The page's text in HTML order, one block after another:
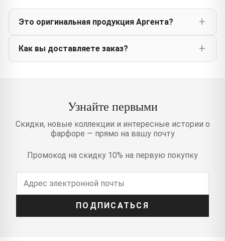
Это оригинальная продукция Аргента?
Как вы доставляете заказ?
Узнайте первыми
Скидки, новые коллекции и интересные истории о
фарфоре — прямо на вашу почту
Промокод на скидку 10% на первую покупку
ПОДПИСАТЬСЯ